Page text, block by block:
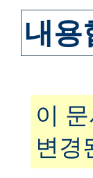
내
이
변경